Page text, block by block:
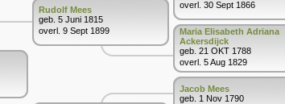
Rudolf Mees
geb. 5 Juni 1815
overl. 9 Sept 1899
overl. 30 Sept 1866
Maria Elisabeth Adriana
Ackersdijck
geb. 21 OKT 1788
overl. 5 Aug 1829
Jacob Mees
geb. 1 Nov 1790